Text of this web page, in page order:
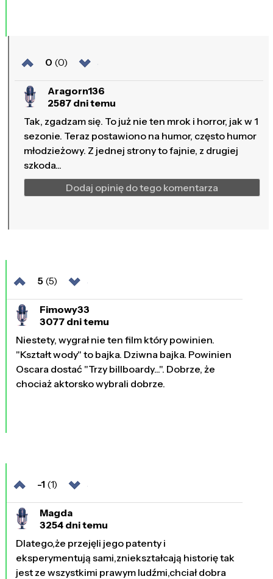
0 (0)
Aragorn136
2587 dni temu
Tak, zgadzam się. To już nie ten mrok i horror, jak w 1
sezonie. Teraz postawiono na humor, często humor
młodzieżowy. Z jednej strony to fajnie, z drugiej
szkoda...
Dodaj opinię do tego komentarza
5 (5)
Fimowy33
3077 dni temu
Niestety, wygrał nie ten film który powinien.
"Kształt wody" to bajka. Dziwna bajka. Powinien
Oscara dostać "Trzy billboardy...". Dobrze, że
chociaż aktorsko wybrali dobrze.
-1(1)
Magda
3254 dni temu
Dlatego,że przejęli jego patenty i
eksperymentują sami,zniekształcają historię tak
jest ze wszystkimi prawym ludźmi,chciał dobra